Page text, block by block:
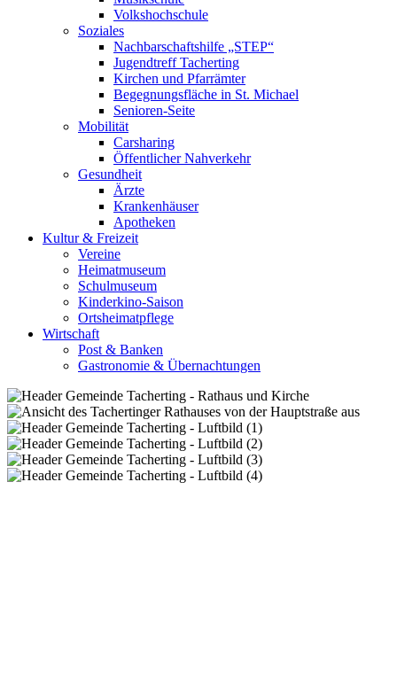
Volkshochschule
Soziales
Nachbarschaftshilfe „STEP“
Jugendtreff Tacherting
Kirchen und Pfarrämter
Begegnungsfläche in St. Michael
Senioren-Seite
Mobilität
Carsharing
Öffentlicher Nahverkehr
Gesundheit
Ärzte
Krankenhäuser
Apotheken
Kultur & Freizeit
Vereine
Heimatmuseum
Schulmuseum
Kinderkino-Saison
Ortsheimatpflege
Wirtschaft
Post & Banken
Gastronomie & Übernachtungen